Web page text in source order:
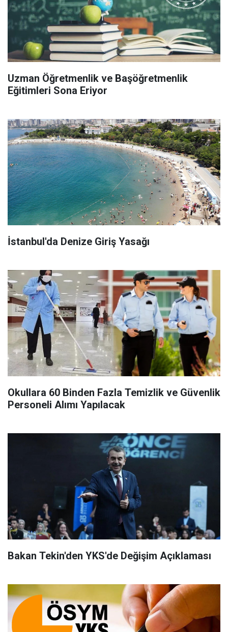
Uzman Öğretmenlik ve Başöğretmenlik
Eğitimleri Sona Eriyor
İstanbul'da Denize Giriş Yasağı
Okullara 60 Binden Fazla Temizlik ve Güvenlik
Personeli Alımı Yapılacak
Bakan Tekin'den YKS'de Değişim Açıklaması